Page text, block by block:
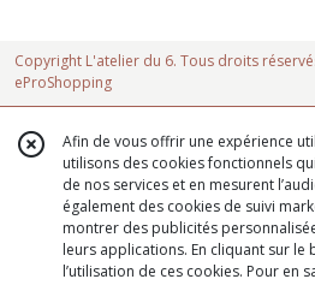
Copyright L'atelier du 6. Tous droits
eProShopping
Afin de vous offrir une expérience
utilisons des cookies fonctionnels
de nos services et en mesurent
également des cookies de suivi
montrer des publicités
leurs applications. En cliquant sur le
l’utilisation de ces cookies. Pour en